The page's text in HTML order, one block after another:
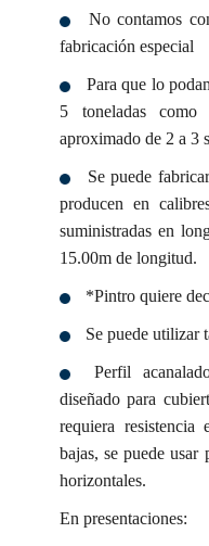
No contamos
fabricación especial
Para que lo
5 toneladas
aproximado de 2 a 3
Se puede
producen en
suministradas en
15.00m de longitud.
*Pintro quiere
Se puede utilizar
Perfil
diseñado para
requiera resistencia
bajas, se puede usar
horizontales.
En presentaciones: